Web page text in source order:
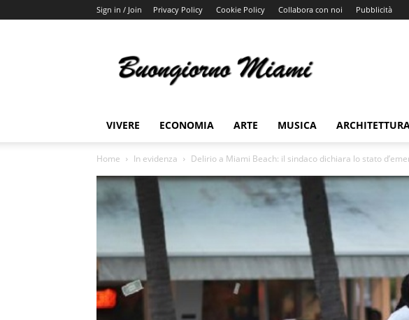
Sign in / Join Privacy Policy Cookie Policy Collabora con noi Pubblicità
Miami
VIVERE ECONOMIA ARTE MUSICA
Home In evidenza Delirio a Miami Beach: il sindaco dichiara lo stato